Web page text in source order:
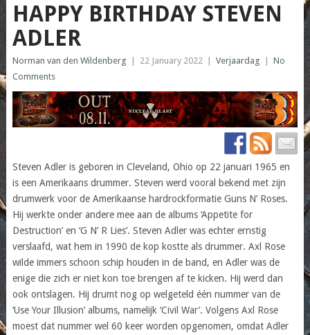
HAPPY BIRTHDAY STEVEN
ADLER
Norman van den Wildenberg 22 January 2022 Verjaardag
No
Comments
Steven Adler is geboren in Cleveland, Ohio op 22 januari 1965 en
is een Amerikaans drummer. Steven werd vooral bekend met zijn
drumwerk voor de Amerikaanse hardrockformatie Guns N’ Roses.
Hij werkte onder andere mee aan de albums ‘Appetite for
Destruction’ en ‘G N’ R Lies’. Steven Adler was echter ernstig
verslaafd, wat hem in 1990 de kop kostte als drummer. Axl Rose
wilde immers schoon schip houden in de band, en Adler was de
enige die zich er niet kon toe brengen af te kicken. Hij werd dan
ook ontslagen. Hij drumt nog op welgeteld één nummer van de
‘Use Your Illusion’ albums, namelijk ‘Civil War’. Volgens Axl Rose
moest dat nummer wel 60 keer worden opgenomen, omdat Adler